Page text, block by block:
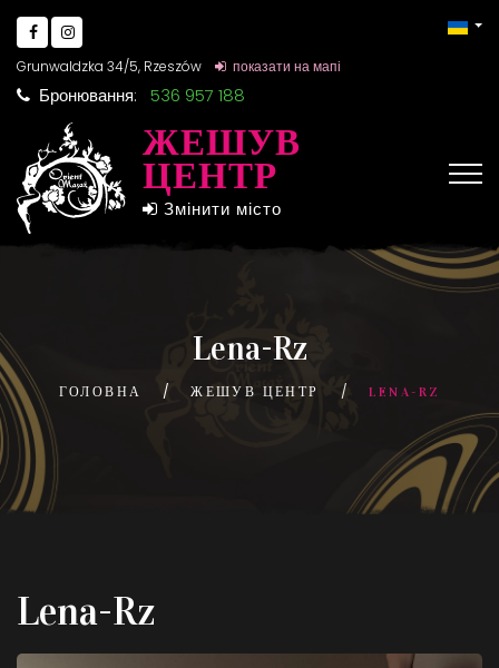
Grunwaldzka 34/5, Rzeszów показати на мапі
Бронювання: 536 957 188
ЖЕШУВ
ЦЕНТР
Змінити місто
Lena-Rz
ГОЛОВНА ЖЕШУВ ЦЕНТР LENA-RZ
Lena-Rz